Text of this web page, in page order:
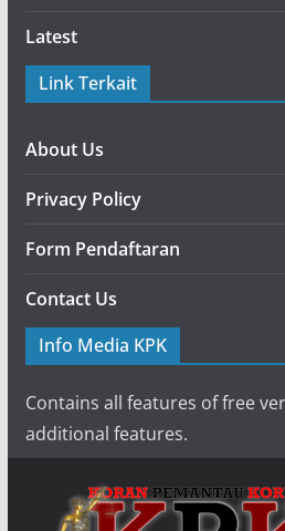
Latest
Link Terkait
About Us
Privacy Policy
Form Pendaftaran
Contact Us
Info Media KPK
Contains all features of free
additional features.